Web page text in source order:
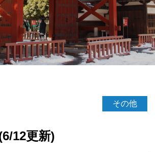
その他
12更新)